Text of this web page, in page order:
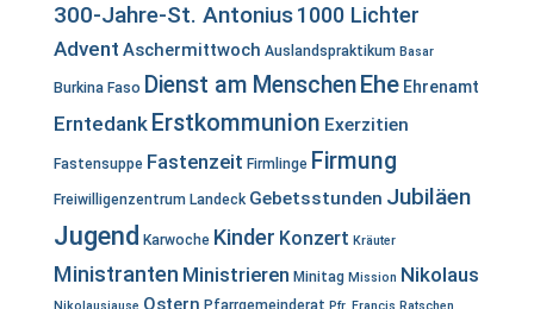
300-Jahre-St. Antonius1000 Lichter
Advent Aschermittwoch Auslandspraktikum Basar
Burkina Faso Dienst am MenschenEhe Ehrenamt
Erntedank Erstkommunion Exerzitien
Fastensuppe Fastenzeit Firmlinge Firmung
Freiwilligenzentrum Landeck Gebetsstunden Jubiläen
Jugend Karwoche Kinder Konzert Kräuter
Ministranten Ministrieren Minitag Mission Nikolaus
Ostern Pfarrgemeinderat